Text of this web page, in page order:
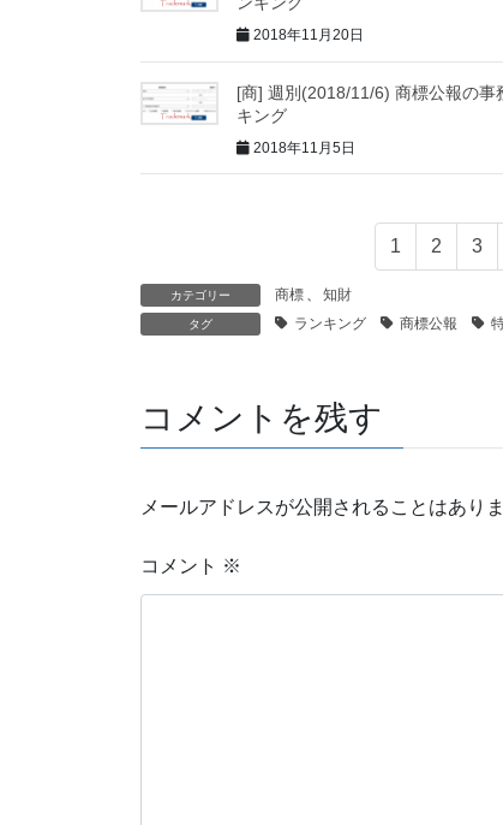
2018年11月20日
[商] 週別(2018/11/6) 商標公報の事
キング
2018年11月5日
1 2 3
カテゴリー 商標 、 知財
タグ ランキング 商標公報
コメントを残す
メールアドレスが公開されることはありま
コメント ※